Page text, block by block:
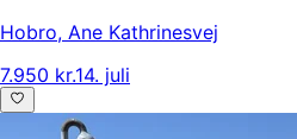
Hobro, Ane Kathrinesvej
7.950 kr.14. juli